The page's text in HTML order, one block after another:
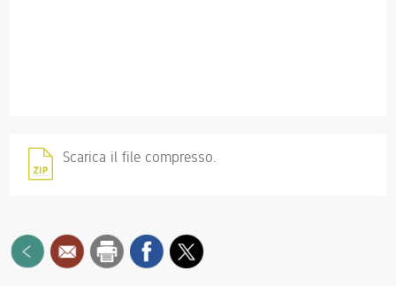
Scarica il file compresso.